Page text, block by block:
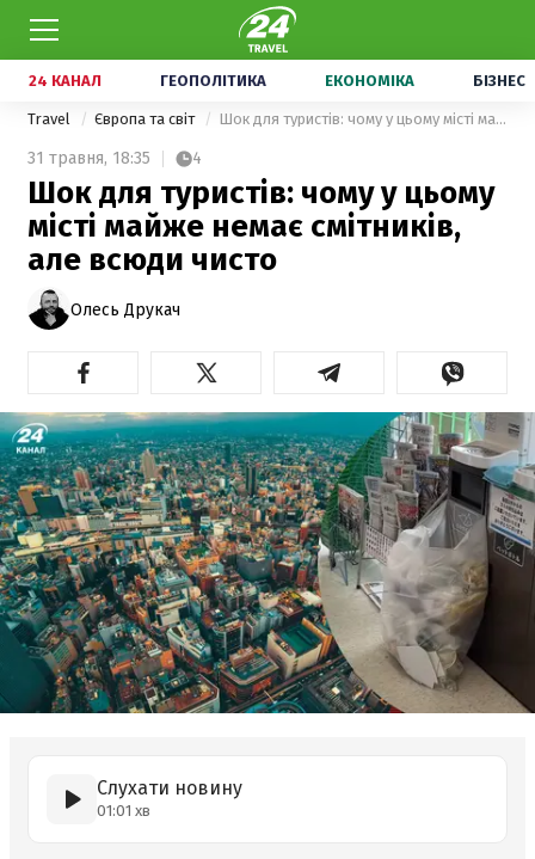
24 КАНАЛ ГЕОПОЛІТИКА ЕКОНОМІКА БІЗНЕС
Travel Європа та світ Шок для туристів: чому у цьому місті майже немає смітників, але всюди чисто
31 травня, 18:35 4
Шок для туристів: чому у цьому
місті майже немає смітників,
але всюди чисто
Олесь Друкач
Слухати новину
01:01 хв